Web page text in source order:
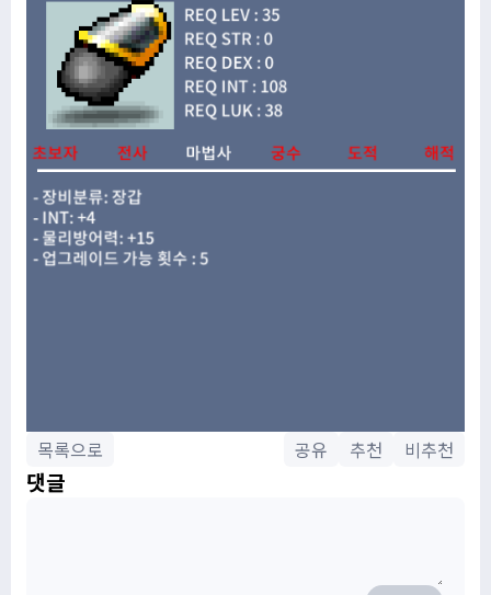
목록으로 공유 추천 비추천
댓글